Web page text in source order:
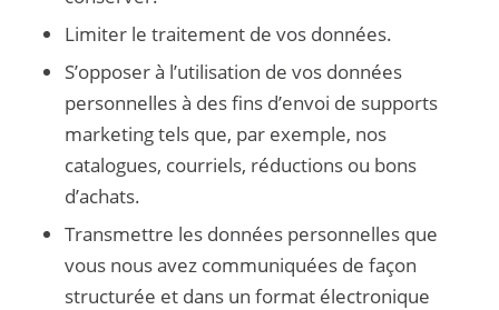
Limiter le traitement de vos données.
S’opposer à l’utilisation de vos données
personnelles à des fins d’envoi de supports
marketing tels que, par exemple, nos
catalogues, courriels, réductions ou bons
d’achats.
Transmettre les données personnelles que
vous nous avez communiquées de façon
structurée et dans un format électronique